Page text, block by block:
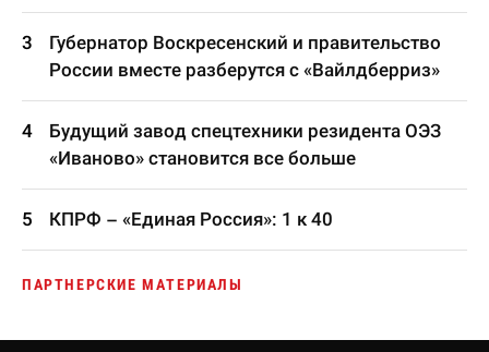
Губернатор Воскресенский и правительство
России вместе разберутся с «Вайлдберриз»
Будущий завод спецтехники резидента ОЭЗ
«Иваново» становится все больше
КПРФ – «Единая Россия»: 1 к 40
ПАРТНЕРСКИЕ МАТЕРИАЛЫ